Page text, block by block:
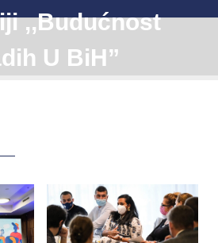
,,Budućnost
U BiH”